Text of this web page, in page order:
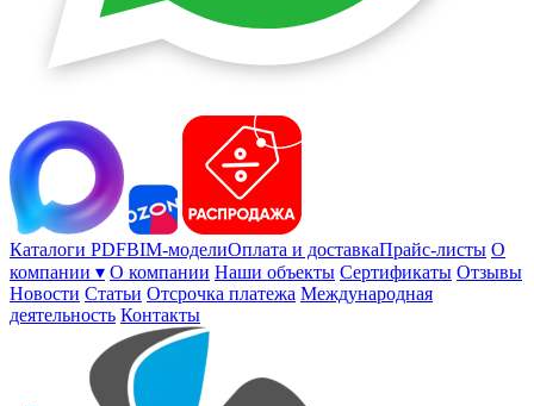
Каталоги PDFBIM-моделиОплата и доставкаПрайс-листы О
компании ▾ О компании Наши объекты Сертификаты Отзывы
Новости Статьи Отсрочка платежа Международная
деятельность Контакты